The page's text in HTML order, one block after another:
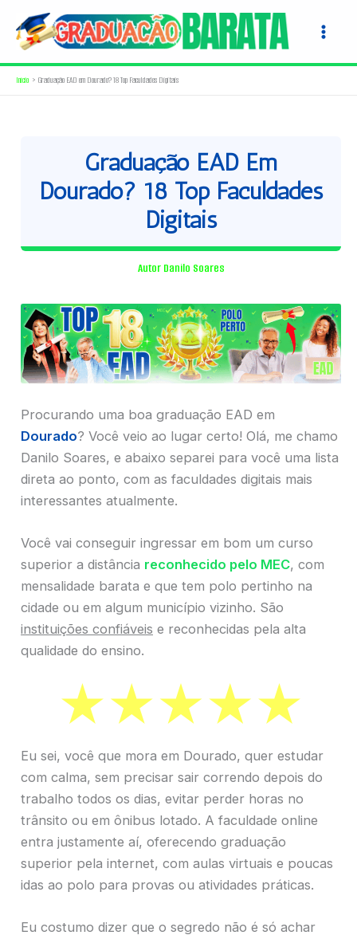
para
conteúdo
Início Graduação EAD em Dourado? 18 Top Faculdades Digitais
Graduação EAD Em
Dourado? 18 Top Faculdades
Digitais
Autor Danilo Soares
Procurando uma boa graduação EAD em
Dourado? Você veio ao lugar certo! Olá, me chamo
Danilo Soares, e abaixo separei para você uma lista
direta ao ponto, com as faculdades digitais mais
interessantes atualmente.
Você vai conseguir ingressar em bom um curso
superior a distância reconhecido pelo MEC, com
mensalidade barata e que tem polo pertinho na
cidade ou em algum município vizinho. São
instituições confiáveis e reconhecidas pela alta
qualidade do ensino.
Eu sei, você que mora em Dourado, quer estudar
com calma, sem precisar sair correndo depois do
trabalho todos os dias, evitar perder horas no
trânsito ou em ônibus lotado. A faculdade online
entra justamente aí, oferecendo graduação
superior pela internet, com aulas virtuais e poucas
idas ao polo para provas ou atividades práticas.
Eu costumo dizer que o segredo não é só achar